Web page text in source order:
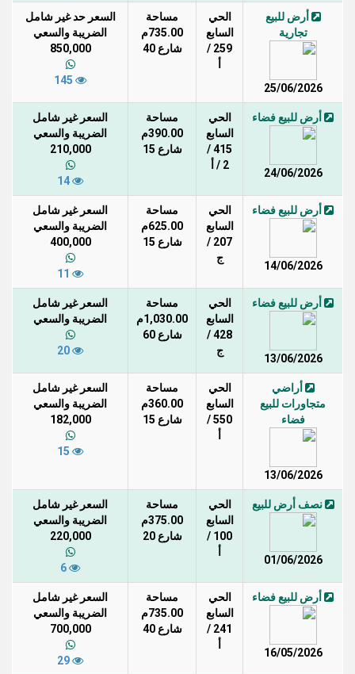
أرض للبيع
تجارية
25/06/2026
الحي
السابع
259 /
مساحة
735.00م
شارع 40
السعر حد غير شامل
الضريبة والسعي
850,000
أرض للبيع فضاء
24/06/2026
الحي
السابع
415 /
2 / أ
مساحة
390.00م
شارع 15
السعر غير شامل
الضريبة والسعي
210,000
أرض للبيع فضاء
14/06/2026
الحي
السابع
207 /
ج
مساحة
625.00م
شارع 15
السعر غير شامل
الضريبة والسعي
400,000
أرض للبيع فضاء
13/06/2026
الحي
السابع
428 /
ج
مساحة
1,030.00م
شارع 60
السعر غير شامل
الضريبة والسعي
أراضي
متجاورات للبيع
فضاء
13/06/2026
الحي
السابع
550 /
مساحة
360.00م
شارع 15
السعر غير شامل
الضريبة والسعي
182,000
نصف أرض للبيع
01/06/2026
الحي
السابع
100 /
مساحة
375.00م
شارع 20
السعر غير شامل
الضريبة والسعي
220,000
أرض للبيع فضاء
16/05/2026
الحي
السابع
241 /
مساحة
735.00م
شارع 40
السعر غير شامل
الضريبة والسعي
700,000